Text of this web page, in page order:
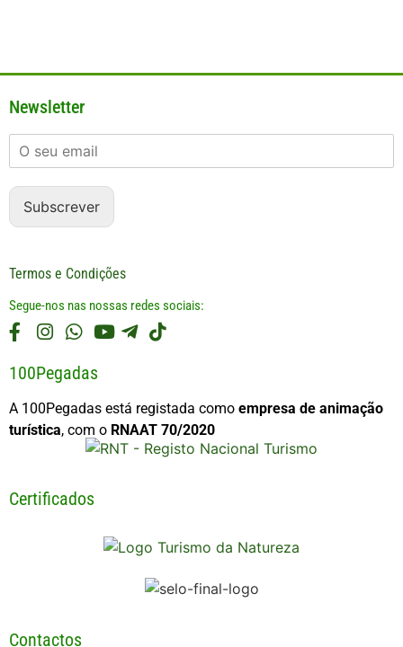
Newsletter
Subscrever
Termos e Condições
Segue-nos nas nossas redes sociais:
100Pegadas
A 100Pegadas está registada como empresa de animação
turística, com o RNAAT 70/2020
Certificados
Contactos